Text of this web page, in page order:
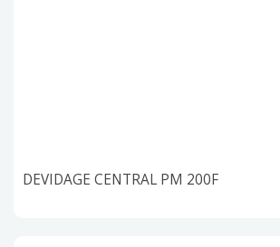
DEVIDAGE CENTRAL PM 200F